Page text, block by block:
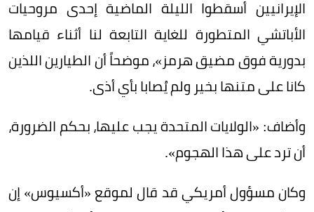
الإيرانيين أسقطوا الليلة الماضية إحدى مروحيات
الأباتشي المتطورة للغاية التابعة لنا أثناء قيامها
بدورية فوق مضيق هرمز»، موضحاً أن الطيارين اللذين
كانا على متنها بخير ولم يُصابا بأي أذى.
وأضاف: «الولايات المتحدة يجب عليها، بحكم الضرورة،
أن ترد على هذا الهجوم».
وكان مسؤول أمريكي قد قال لموقع «أكسيوس» إن